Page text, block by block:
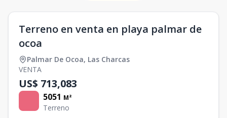
Terreno en venta en playa palmar de
ocoa
Palmar De Ocoa, Las Charcas
VENTA
US$ 713,083
5051 M²
Terreno